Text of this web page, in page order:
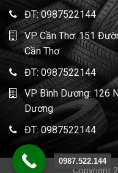
ĐT:0987522144
VP Cần Thơ: 151
Cần Thơ
ĐT: 0987522144
VP Bình Dương: 126
Dương
ĐT: 0987522144
0987.522.144